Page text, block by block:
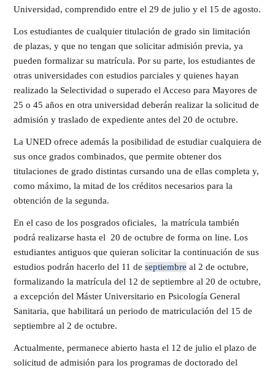
Universidad, comprendido entre el 29 de julio y el 15 de agosto.
Los estudiantes de cualquier titulación de grado sin limitación
de plazas, y que no tengan que solicitar admisión previa, ya
pueden formalizar su matrícula. Por su parte, los estudiantes de
otras universidades con estudios parciales y quienes hayan
realizado la Selectividad o superado el Acceso para Mayores de
25 o 45 años en otra universidad deberán realizar la solicitud de
admisión y traslado de expediente antes del 20 de octubre.
La UNED ofrece además la posibilidad de estudiar cualquiera de
sus once grados combinados, que permite obtener dos
titulaciones de grado distintas cursando una de ellas completa y,
como máximo, la mitad de los créditos necesarios para la
obtención de la segunda.
En el caso de los posgrados oficiales, la matrícula también
podrá realizarse hasta el 20 de octubre de forma on line. Los
estudiantes antiguos que quieran solicitar la continuación de sus
estudios podrán hacerlo del 11 de septiembre al 2 de octubre,
formalizando la matrícula del 12 de septiembre al 20 de octubre,
a excepción del Máster Universitario en Psicología General
Sanitaria, que habilitará un periodo de matriculación del 15 de
septiembre al 2 de octubre.
Actualmente, permanece abierto hasta el 12 de julio el plazo de
solicitud de admisión para los programas de doctorado del